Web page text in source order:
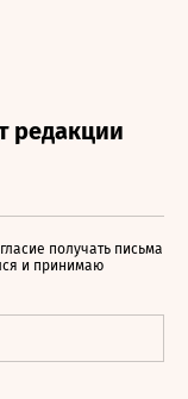
получать письма
и принимаю